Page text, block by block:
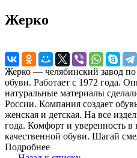
Жерко
Жерко — челябинский завод
обуви. Работает с 1972 года.
натуральные материалы
России. Компания создает
женская и детская. На все
года. Комфорт и уверенность в
качественной обуви. Шагай
Подробнее